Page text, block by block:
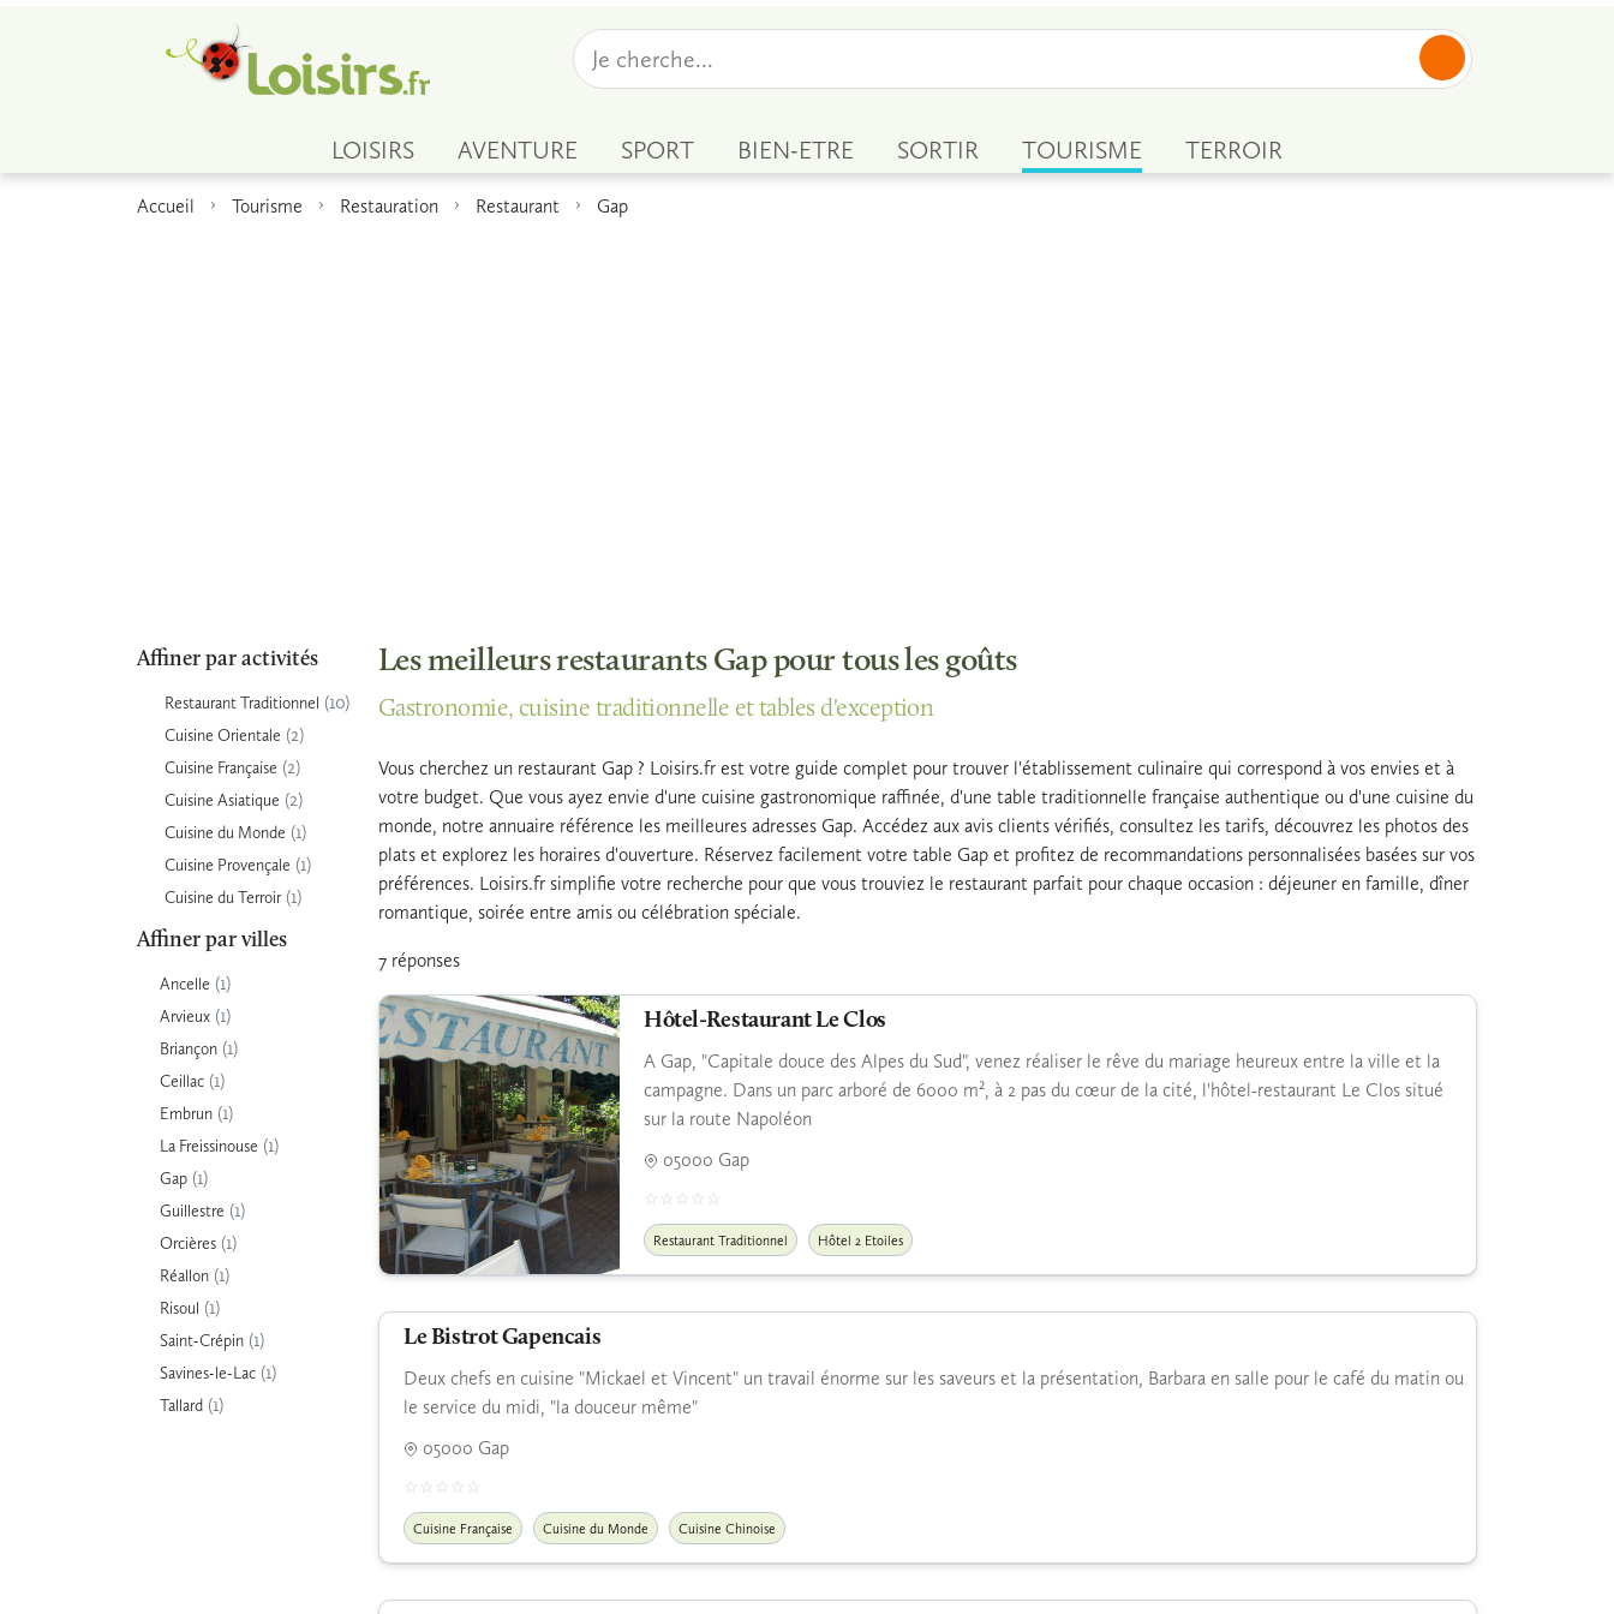
LOISIRS AVENTURE SPORT BIEN-ETRE SORTIR TOURISME TERROIR
Accueil Tourisme Restauration Restaurant Gap
Affiner par activités
Restaurant Traditionnel (10)
Cuisine Orientale (2)
Cuisine Française (2)
Cuisine Asiatique (2)
Cuisine du Monde (1)
Cuisine Provençale (1)
Cuisine du Terroir(1)
Affiner par villes
Ancelle (1)
Arvieux (1)
Briançon (1)
Ceillac (1)
Embrun (1)
La Freissinouse (1)
Gap (1)
Guillestre (1)
Orcières (1)
Réallon (1)
Risoul (1)
Saint-Crépin (1)
Savines-le-Lac (1)
Tallard (1)
Les meilleurs restaurants Gap pour tous les goûts
Gastronomie, cuisine traditionnelle et tables d'exception
Vous cherchez un restaurant Gap ? Loisirs.fr est votre guide complet pour trouver l'établissement culinaire qui correspond à vos envies et à
votre budget. Que vous ayez envie d'une cuisine gastronomique raffinée, d'une table traditionnelle française authentique ou d'une cuisine du
monde, notre annuaire référence les meilleures adresses Gap. Accédez aux avis clients vérifiés, consultez les tarifs, découvrez les photos des
plats et explorez les horaires d'ouverture. Réservez facilement votre table Gap et profitez de recommandations personnalisées basées sur vos
préférences. Loisirs.fr simplifie votre recherche pour que vous trouviez le restaurant parfait pour chaque occasion : déjeuner en famille, dîner
romantique, soirée entre amis ou célébration spéciale.
7 réponses
Hôtel-Restaurant Le Clos
A Gap, "Capitale douce des Alpes du Sud", venez réaliser le rêve du mariage heureux entre la ville et la
campagne. Dans un parc arboré de 6000 m², à 2 pas du cœur de la cité, l'hôtel-restaurant Le Clos situé
sur la route Napoléon
05000 Gap
Restaurant Traditionnel Hôtel 2 Etoiles
Le Bistrot Gapencais
Deux chefs en cuisine "Mickael et Vincent" un travail énorme sur les saveurs et la présentation, Barbara en salle pour le café du matin ou
le service du midi, "la douceur même"
05000 Gap
Cuisine Française Cuisine du Monde Cuisine Chinoise